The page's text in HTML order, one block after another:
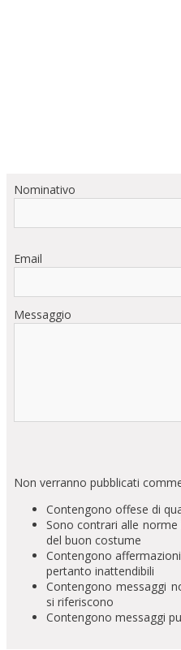
Nominativo
Email
Messaggio
Non verranno pubblicati
Contengono offese di
Sono contrari alle norme
del buon costume
Contengono
pertanto inattendibili
Contengono messaggi
si riferiscono
Contengono messaggi